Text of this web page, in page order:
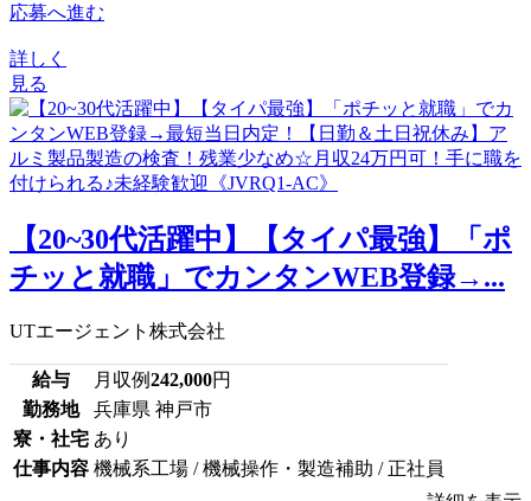
応募へ進む
詳しく
見る
【20~30代活躍中】【タイパ最強】「ポ
チッと就職」でカンタンWEB登録→...
UTエージェント株式会社
給与 月収例242,000円
勤務地
兵庫県 神戸市
寮・社宅 あり
仕事内容 機械系工場 / 機械操作・製造補助 / 正社員